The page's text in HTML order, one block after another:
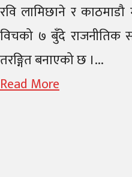
रवि लामिछाने र
विचको ७ बुँदे राजनीतिक
तरङ्गित बनाएको छ ।...
Read More